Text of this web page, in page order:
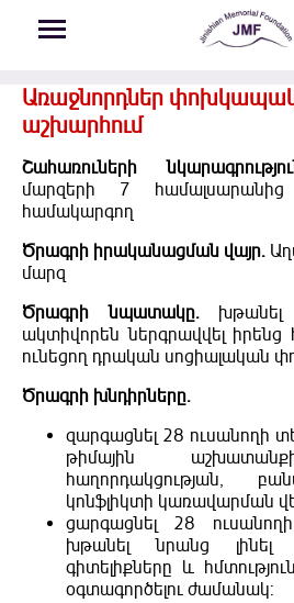
Առաջնորդներ
աշխարհում
Շահառուների
մարզերի 7
համակարգող
Ծրագրի իրականացման վայր.
մարզ
Ծրագրի նպատակը.խթանել
ակտիվորեն ներգրավվել իրենց
ունեցող դրական սոցիալական
Ծրագրի խնդիրները.
զարգացնել 28 ուսանողի
թիմային
հաղորդակցության,
կոնֆլիկտի կառավարման
ցարգացնել 28
խթանել նրանց լինել
գիտելիքները և
օգտագործելու ժամանակ: